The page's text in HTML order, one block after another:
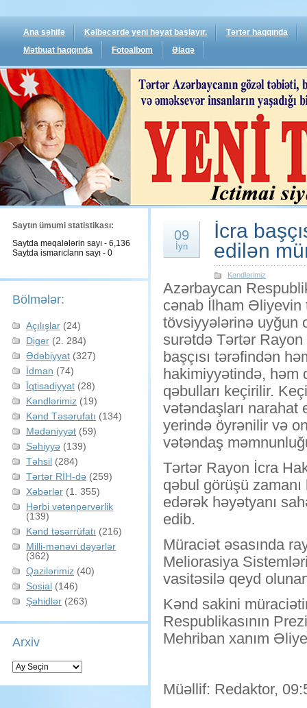
Ana səhifə Kəlbəcərdə yeni həyat başlayır.
Tərtər haqqında
Mətbuat haqqında
Fotoalbom Əlaqə
Saytın ümumi statistikası:
Saytda məqalələrin sayı - 6,136
Saytda ismarıcların sayı - 0
Bölmələr:
Açılışlar (24)
Digər (2. 284)
Ədəbiyyat (327)
İdman (74)
İqtisadiyyat (28)
Kəndlərimiz (19)
Kənd Təsərufatı (134)
Mədəniyyət (59)
Səhiyyə (139)
Təhsil (284)
Tərtər RİH-də (259)
Xəbərlər (1. 355)
Hərbi vətənpərvərlik
(139)
Kənd təsərrüfatı (216)
Milli-mənəvi dəyərlər
(362)
Qazilərimiz (40)
Sosial (146)
Şəhidlər (263)
Arxiv
Arxiv
09
İyn
İcra
edilən
Kəndlərimiz
Azərbaycan
cənab İlham Əliyevin
tövsiyyələrinə uyğun
surətdə Tərtər
başçısı tərəfindən
hakimiyyətində, həm
qəbulları keçirilir.
vətəndaşları narahat
yerində öyrənilir və
vətəndaş
Tərtər Rayon İcra
qəbul görüşü
edərək həyətyanı
edib.
Müraciət əsasında
Meliorasiya
vasitəsilə qeyd
Kənd sakini
Respublikasının
Mehriban xanım
Müəllif: Redaktor,